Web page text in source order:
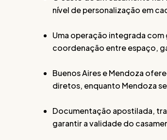
nível de personalização em
Uma operação integrada
coordenação entre espaço,
Buenos Aires e Mendoza
diretos, enquanto Mendoza
Documentação apostilada,
garantir a validade do